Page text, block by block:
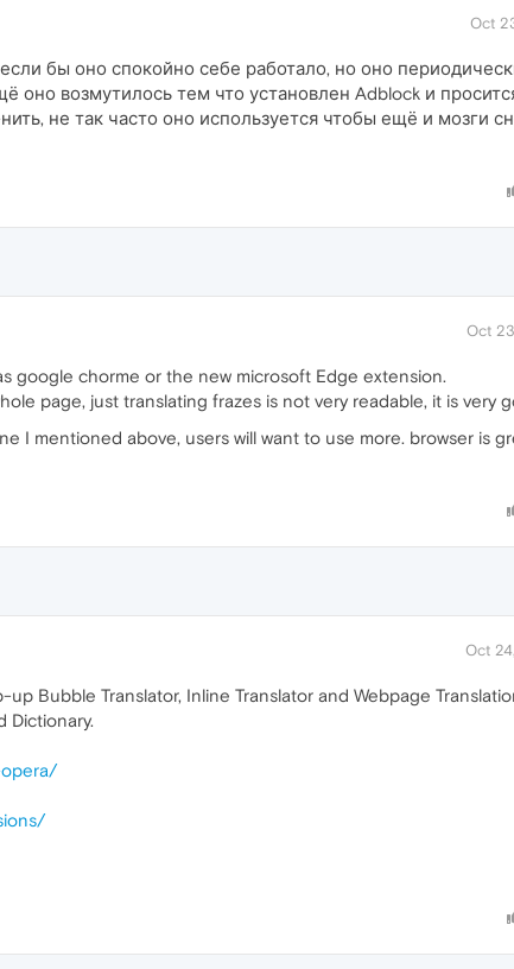
Oct
бы оно спокойно себе работало, но оно
возмутилось тем что установлен Adblock и
не так часто оно используется чтобы ещё и мозги
Oct
google chorme or the new microsoft Edge extension.
page, just translating frazes is not very readable, it is very
I mentioned above, users will want to use more. browser is
Oct
Bubble Translator, Inline Translator and Webpage
Dictionary.